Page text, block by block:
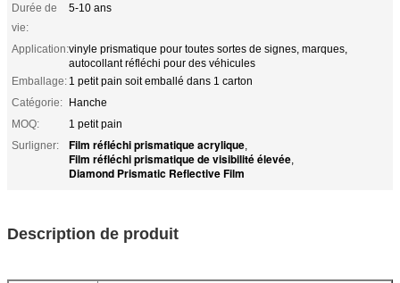
Durée de
vie:
5-10 ans
Application:vinyle prismatique pour toutes sortes de signes, marques,
autocollant réfléchi pour des véhicules
Emballage: 1 petit pain soit emballé dans 1 carton
Catégorie: Hanche
MOQ:
1 petit pain
Surligner:
Film réfléchi prismatique acrylique,
Film réfléchi prismatique de visibilité élevée,
Diamond Prismatic Reflective Film
Description de produit